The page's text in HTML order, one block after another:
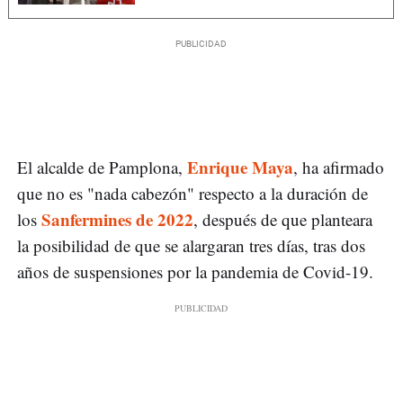
El alcalde de Pamplona, Enrique Maya, ha afirmado
que no es "nada cabezón" respecto a la duración de
los Sanfermines de 2022, después de que planteara
la posibilidad de que se alargaran tres días, tras dos
años de suspensiones por la pandemia de Covid-19.